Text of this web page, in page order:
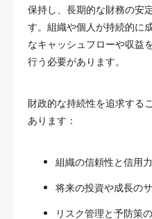
保持し、長期的な財務の安
す。組織や個人が持続的に
なキャッシュフローや収益
行う必要があります。
財政的な持続性を追求する
あります：
組織の信頼性と信用
将来の投資や成長の
リスク管理と予防策